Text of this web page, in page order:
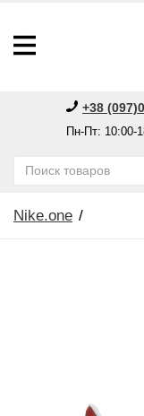
+38
Пн-Пт:
Nike.one